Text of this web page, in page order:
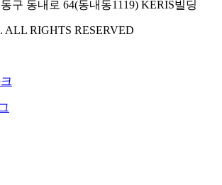
구 동내로 64(동내동1119) KERIS빌딩
ALL RIGHTS RESERVED